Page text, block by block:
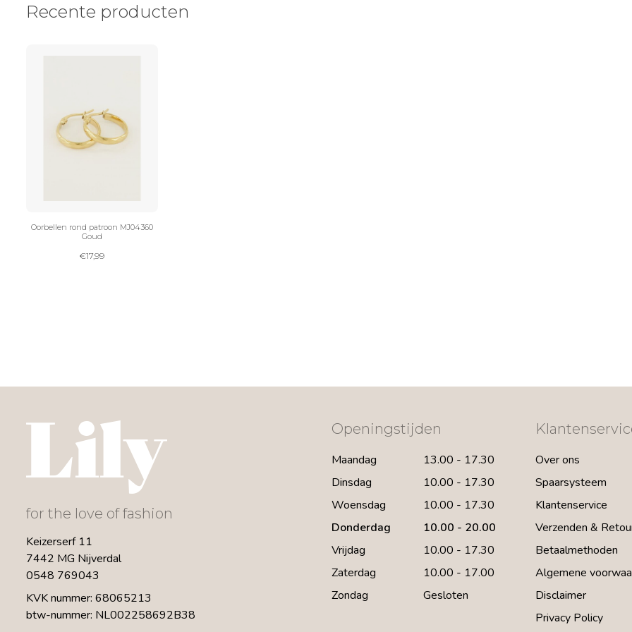
Recente producten
Oorbellen rond patroon MJ04360
Goud
€17,99
for the love of fashion
Keizerserf 11
7442 MG Nijverdal
0548 769043
KVK nummer: 68065213
btw-nummer: NL002258692B38
Openingstijden
Maandag
13.00 - 17.30
Dinsdag
10.00 - 17.30
Woensdag
10.00 - 17.30
Donderdag
10.00 - 20.00
Vrijdag
10.00 - 17.30
Zaterdag
10.00 - 17.00
Zondag
Gesloten
Over ons
Spaarsysteem
Klantenservice
Verzenden &
Betaalmethoden
Algemene
Disclaimer
Privacy Policy